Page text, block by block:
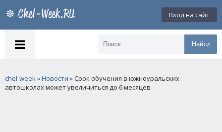
Вход на сайт
Найти
chel-week»Новости » Срок обучения в южноуральских
автошколах может увеличиться до 6 месяцев